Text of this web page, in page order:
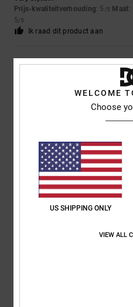
Prijs-kwaliteitverhouding: 5 /5 Maat:
5/5
Ik raad dit product aan
5
Comfort: 5/5 Prijs-
/5
Ik raad dit product aan
5
WELCOME
Choose
US SHIPPING ONLY
VIEW ALL